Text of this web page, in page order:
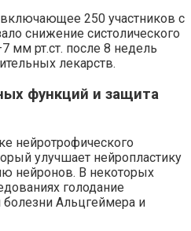
250 участников с
снижение систолического
мм рт.ст. после 8 недель
лекарств.
функций и защита
нейротрофического
улучшает нейропластику
нейронов. В некоторых
голодание
Альцгеймера и